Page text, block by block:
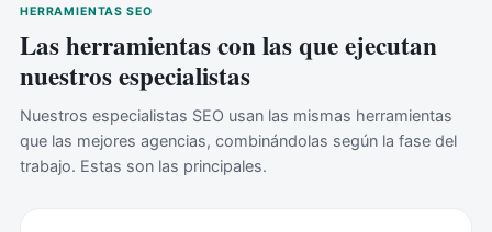
HERRAMIENTAS SEO
Las herramientas con las que ejecutan
nuestros especialistas
Nuestros especialistas SEO usan las mismas herramientas
que las mejores agencias, combinándolas según la fase del
trabajo. Estas son las principales.